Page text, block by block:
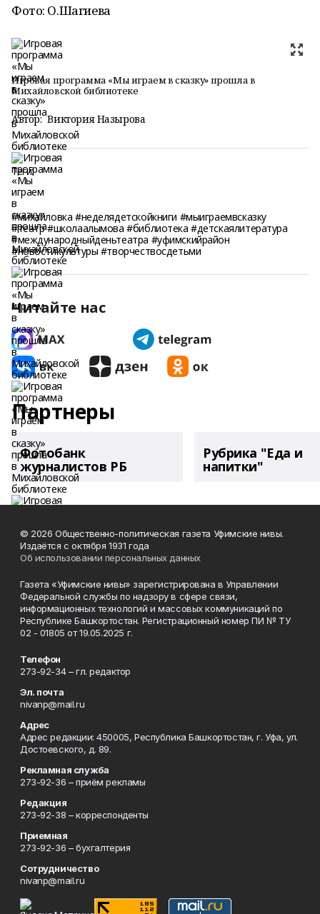
Фото: О.Шагиева
Игровая программа «Мы играем в сказку» прошла в
Михайловской библиотеке
Автор: Виктория Назырова
Теги:
#михайловка #неделядетскойкниги #мыиграемвсказку
#театр #школаалымова #библиотека #детскаялитература
#международныйденьтеатра #уфимскийрайон
#новостикультуры #творчествосдетьми
Читайте нас
Партнеры
Фотобанк
журналистов РБ
Рубрика "Еда и
напитки"
© 2026 Общественно-политическая газета Уфимские нивы.
Издаётся с октября 1931 года
Об использовании персональных данных
Газета «Уфимские нивы» зарегистрирована в Управлении
Федеральной службы по надзору в сфере связи,
информационных технологий и массовых коммуникаций по
Республике Башкортостан. Регистрационный номер ПИ № ТУ
02 - 01805 от 19.05.2025 г.
Телефон
273-92-34 – гл. редактор
Эл. почта
nivanp@mail.ru
Адрес
Адрес редакции: 450005, Республика Башкортостан, г. Уфа, ул.
Достоевского, д. 89.
Рекламная служба
273-92-36 – приём рекламы
Редакция
273-92-38 – корреспонденты
Приемная
273-92-36 – бухгалтерия
Сотрудничество
nivanp@mail.ru